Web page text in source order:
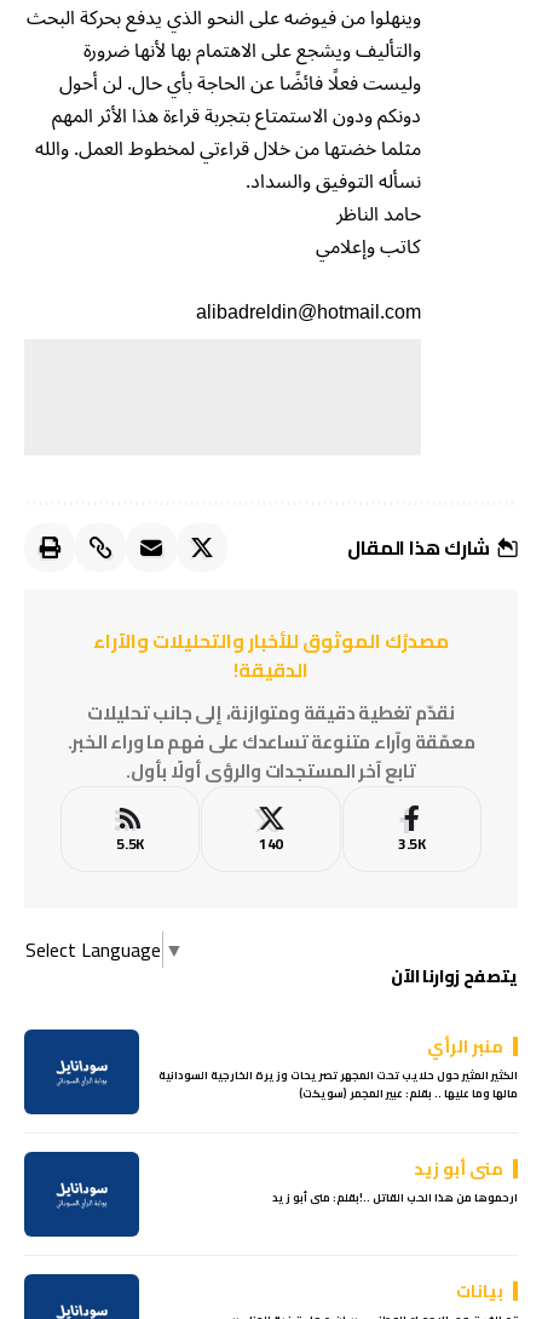
وينهلوا من فيوضه على النحو الذي يدفع بحركة البحث
والتأليف ويشجع على الاهتمام بها لأنها ضرورة
وليست فعلًا فائضًا عن الحاجة بأي حال. لن أحول
دونكم ودون الاستمتاع بتجربة قراءة هذا الأثر المهم
مثلما خضتها من خلال قراءتي لمخطوط العمل. والله
نسأله التوفيق والسداد.
حامد الناظر
كاتب وإعلامي
alibadreldin@hotmail.com
شارك هذا المقال
مصدرُك الموثوق للأخبار والتحليلات والآراء
الدقيقة!
نقدّم تغطية دقيقة ومتوازنة، إلى جانب تحليلات
معمّقة وآراء متنوعة تساعدك على فهم ما وراء الخبر.
تابع آخر المستجدات والرؤى أولًا بأول.
3.5K
140
5.5K
Select Language ▼
يتصفح زوارنا الآن
منبر الرأي
الكثير المثير حول حلايب تحت المجهر تصريحات وزيرة الخارجية السودانية
مالها وما عليها .. بقلم: عبير المجمر (سويكت)
منى أبو زيد
ارحموها من هذا الحب القاتل ..!بقلم: منى أبو زيد
بيانات